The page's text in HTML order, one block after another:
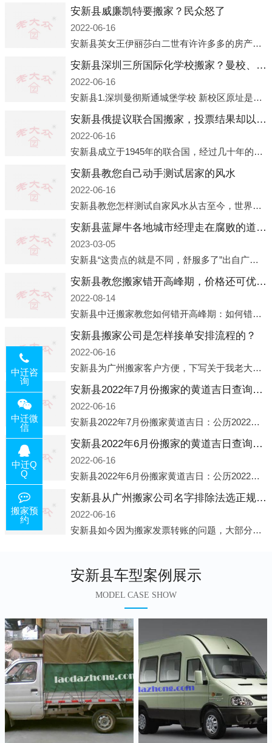
安新县威廉凯特要搬家？民众怒了
2022-06-16
安新县英女王伊丽莎白二世有许许多多的房产，遍布英国各地。而作为英女王的亲孙子、未来的英国国王，威廉王子自然也能享受到女王的房产。目前，威廉凯特以及三个孩子有两个经常居住的地点，一处是位于伦敦的肯辛顿宫，一处
安新县深圳三所国际化学校搬家？曼校、QSI、南山中英文搬走了
2022-06-16
安新县1.深圳曼彻斯通城堡学校 新校区原址是蛇口国际据悉，此次曼彻斯通城堡学校搬迁到蛇口新校区的开办与蛇口外籍人员子女学校（蛇口国际）有很大的关联。2021年，太子湾实验部就宣布在2022年正式并入蛇口外籍
安新县俄提议联合国搬家，投票结果却以惨败收场
2022-06-16
安新县成立于1945年的联合国，经过几十年的发展，如今拥有193个成员国。拥有如此众多会员国的联合国，可以说是世界上最具代表性的国际组织，也是世界上分量最重、有着较高话语权的国际组织。但以美国为首的西方国家
安新县教您自己动手测试居家的风水
2022-06-16
安新县教您怎样测试自家风水从古至今，世界各地的人们都在研究人在乾坤中的位置以及它们所形成的关系。通过探究季节转换、星象变化，并且在所观测到的自然规律的指导下，人们开始认识到居住在不同住宅中的人，其一生中的财
安新县蓝犀牛各地城市经理走在腐败的道路上
2023-03-05
安新县“这贵点的就是不同，舒服多了”出自广州运营邓经理的口中。2023年开年刚出来，三个司机（加盟蓝犀牛的个人队伍）便请广州经理去佛山娱乐场所大消费了一次，据知悉一晚消费达一万多，由三人平摊费用，燃鹅这样的
安新县教您搬家错开高峰期，价格还可优惠！
2022-08-14
安新县中迁搬家教您如何错开高峰期：如何错开高峰期搬家，中迁搬家做了一些电话数据统计和分析，发现市民中午2点左右访问网站的人是最多的，电话咨询是早上9点左右是最多的，预约搬家周六和周日是最多的，网上QQ微
安新县搬家公司是怎样接单安排流程的？
2022-06-16
安新县为广州搬家客户方便，下写关于我老大众搬家公司接单的流程，九条给搬家朋友参考，了解搬家公司工序，免去搬家时的没有准备好的工作，给您及时快速的搬好家。一．电话咨询：专人接待客户电话咨询，初步了解客户搬 家
安新县2022年7月份搬家的黄道吉日查询大全一览表哪天适合搬家好日子
2022-06-16
安新县2022年7月份搬家黄道吉日：公历2022年7月6日 农历六月初八 星期三 冲虎(甲寅)公历2022年7月12日 农历六月十四 星期二 冲猴(庚申)公历2022年7月13日 农历六月十五 星期三 冲鸡
安新县2022年6月份搬家的黄道吉日查询大全一览表哪天适合搬家好日子
2022-06-16
安新县2022年6月份搬家黄道吉日：公历2022年6月1日 农历五月初三 星期三 冲兔(己卯)公历2022年6月4日 农历五月初六 星期六 冲马(壬午)公历2022年6月8日 农历五月初十 星期三 冲狗(丙
安新县从广州搬家公司名字排除法选正规公司
2022-06-16
安新县如今因为搬家发票转账的问题，大部分搬家公司都已经注册了营业执照，早5年前基本上所谓的搬家公司都是无注册状态也就是无照营业，由于企业注册量大增所以各种企业信息展示平台如雨后春笋般遍地开花，如：天眼查，企
安新县车型案例展示
MODEL CASE SHOW
中迁咨
询
中迁微
信
中迁Q
Q
搬家预
约